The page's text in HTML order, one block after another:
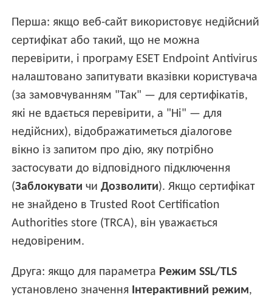
Перша: якщо веб-сайт використовує недійсний
сертифікат або такий, що не можна
перевірити, і програму ESET Endpoint Antivirus
налаштовано запитувати вказівки користувача
(за замовчуванням "Так" — для сертифікатів,
які не вдається перевірити, а "Ні" — для
недійсних), відображатиметься діалогове
вікно із запитом про дію, яку потрібно
застосувати до відповідного підключення
(Заблокувати чиДозволити). Якщо сертифікат
не знайдено в Trusted Root Certification
Authorities store (TRCA), він уважається
недовіреним.
Друга: якщо для параметра Режим SSL/TLS
установлено значення Інтерактивний режим,